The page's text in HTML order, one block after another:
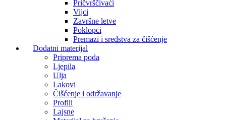
Pričvrščivaći
Vijci
Završne letve
Poklopci
Premazi i sredstva za čišćenje
Dodatni materijal
Priprema poda
Ljepila
Ulja
Lakovi
Čišćenje i održavanje
Profili
Lajsne